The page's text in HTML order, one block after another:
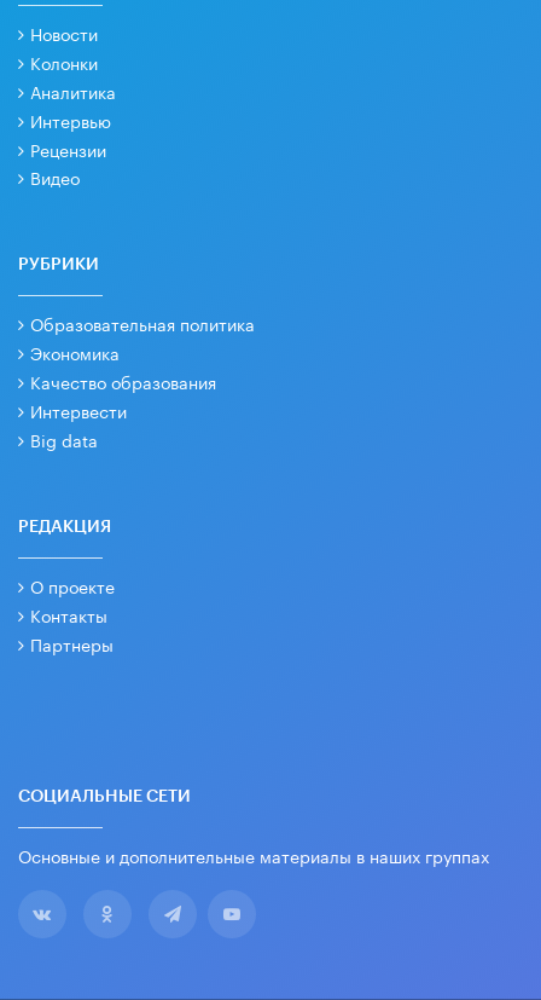
Новости
Колонки
Аналитика
Интервью
Рецензии
Видео
РУБРИКИ
Образовательная политика
Экономика
Качество образования
Интервести
Big data
РЕДАКЦИЯ
О проекте
Контакты
Партнеры
СОЦИАЛЬНЫЕ СЕТИ
Основные и дополнительные материалы в наших группах